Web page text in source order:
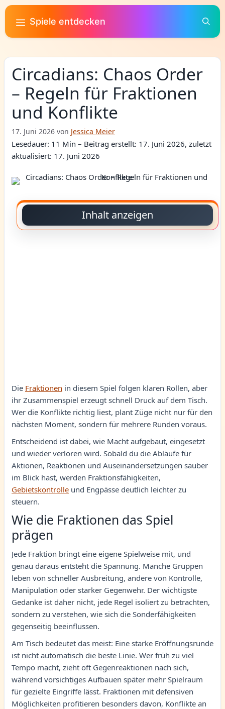
Zum
Inhalt
springen
Spiele entdecken
Circadians: Chaos Order
– Regeln für Fraktionen
und Konflikte
17. Juni 2026 von Jessica Meier
Lesedauer: 11 Min – Beitrag erstellt: 17. Juni 2026, zuletzt
aktualisiert: 17. Juni 2026
Inhalt anzeigen
Die Fraktionen in diesem Spiel folgen klaren Rollen, aber
ihr Zusammenspiel erzeugt schnell Druck auf dem Tisch.
Wer die Konflikte richtig liest, plant Züge nicht nur für den
nächsten Moment, sondern für mehrere Runden voraus.
Entscheidend ist dabei, wie Macht aufgebaut, eingesetzt
und wieder verloren wird. Sobald du die Abläufe für
Aktionen, Reaktionen und Auseinandersetzungen sauber
im Blick hast, werden Fraktionsfähigkeiten,
Gebietskontrolle und Engpässe deutlich leichter zu
steuern.
Wie die Fraktionen das Spiel
prägen
Jede Fraktion bringt eine eigene Spielweise mit, und
genau daraus entsteht die Spannung. Manche Gruppen
leben von schneller Ausbreitung, andere von Kontrolle,
Manipulation oder starker Gegenwehr. Der wichtigste
Gedanke ist daher nicht, jede Regel isoliert zu betrachten,
sondern zu verstehen, wie sich die Sonderfähigkeiten
gegenseitig beeinflussen.
Am Tisch bedeutet das meist: Eine starke Eröffnungsrunde
ist nicht automatisch die beste Linie. Wer früh zu viel
Tempo macht, zieht oft Gegenreaktionen nach sich,
während vorsichtiges Aufbauen später mehr Spielraum
für gezielte Eingriffe lässt. Fraktionen mit defensiven
Möglichkeiten profitieren besonders davon, Konflikte an